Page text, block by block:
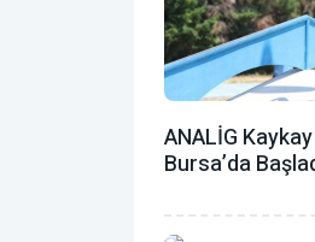
ANALİG
Bursa’da